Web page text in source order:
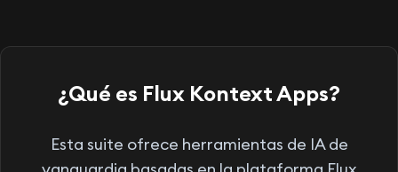
¿Qué es Flux Kontext Apps?
Esta suite ofrece herramientas de IA de